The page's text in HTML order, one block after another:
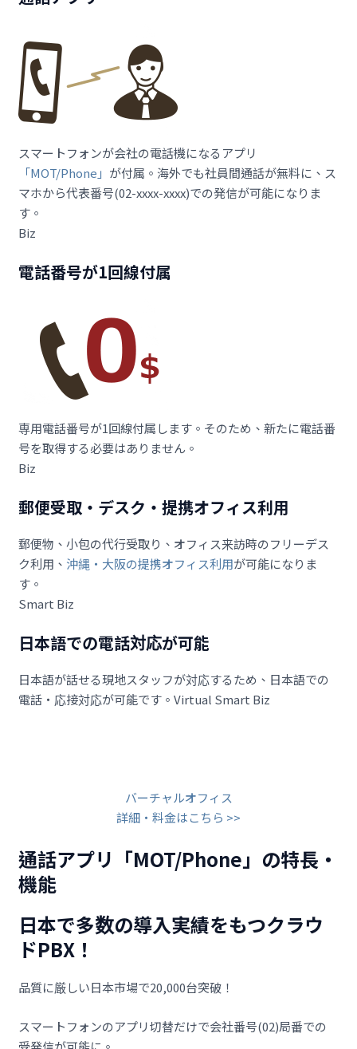
スマートフォンが会社の電話機になるアプリ
「MOT/Phone」 が付属。海外でも社員間通話が無料に、ス
マホから代表番号(02-xxxx-xxxx)での発信が可能になりま
す。
Biz
電話番号が1回線付属
専用電話番号が1回線付属します。そのため、新たに電話番
号を取得する必要はありません。
Biz
郵便受取・デスク・提携オフィス利用
郵便物、小包の代行受取り、オフィス来訪時のフリーデス
ク利用、 沖縄・大阪の提携オフィス利用が可能になりま
す。
Smart Biz
日本語での電話対応が可能
日本語が話せる現地スタッフが対応するため、日本語での
電話・応接対応が可能です。Virtual Smart Biz
バーチャルオフィス
詳細・料金はこちら >>
通話アプリ「MOT/Phone」の特長・
機能
日本で多数の導入実績をもつクラウ
ドPBX！
品質に厳しい日本市場で20,000台突破！
スマートフォンのアプリ切替だけで会社番号(02)局番での